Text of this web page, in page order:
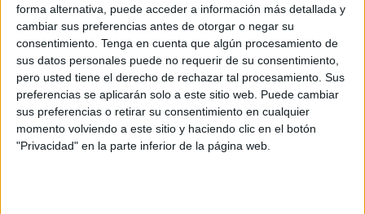
forma alternativa, puede acceder a información más detallada y
cambiar sus preferencias antes de otorgar o negar su
consentimiento. Tenga en cuenta que algún procesamiento de
sus datos personales puede no requerir de su consentimiento,
pero usted tiene el derecho de rechazar tal procesamiento. Sus
preferencias se aplicarán solo a este sitio web. Puede cambiar
sus preferencias o retirar su consentimiento en cualquier
momento volviendo a este sitio y haciendo clic en el botón
"Privacidad" en la parte inferior de la página web.